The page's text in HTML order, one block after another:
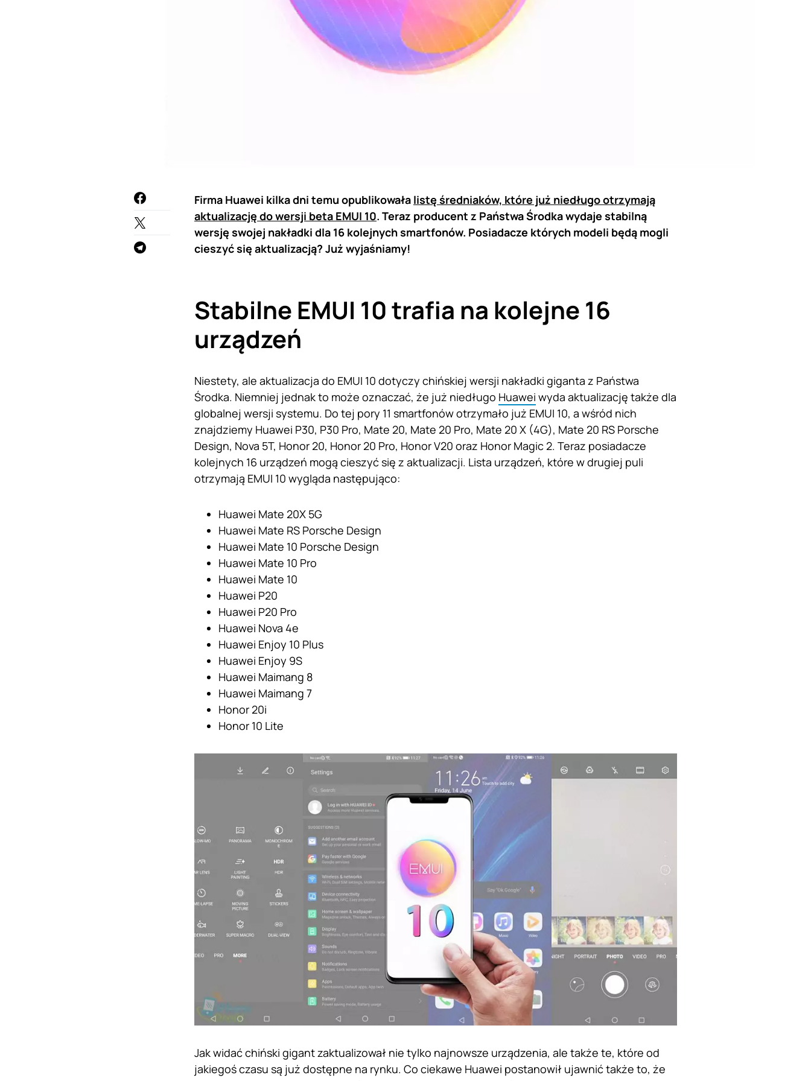
Firma Huawei kilka dni temu opublikowała listę średniaków, które już niedługo otrzymają
aktualizację do wersji beta EMUI 10. Teraz producent z Państwa Środka wydaje stabilną
wersję swojej nakładki dla 16 kolejnych smartfonów. Posiadacze których modeli będą mogli
cieszyć się aktualizacją? Już wyjaśniamy!
Stabilne EMUI 10 trafia na kolejne 16
urządzeń
Niestety, ale aktualizacja do EMUI 10 dotyczy chińskiej wersji nakładki giganta z Państwa
Środka. Niemniej jednak to może oznaczać, że już niedługo Huawei wyda aktualizację także dla
globalnej wersji systemu. Do tej pory 11 smartfonów otrzymało już EMUI 10, a wśród nich
znajdziemy Huawei P30, P30 Pro, Mate 20, Mate 20 Pro, Mate 20 X (4G), Mate 20 RS Porsche
Design, Nova 5T, Honor 20, Honor 20 Pro, Honor V20 oraz Honor Magic 2. Teraz posiadacze
kolejnych 16 urządzeń mogą cieszyć się z aktualizacji. Lista urządzeń, które w drugiej puli
otrzymają EMUI 10 wygląda następująco:
Huawei Mate 20X 5G
Huawei Mate RS Porsche Design
Huawei Mate 10 Porsche Design
Huawei Mate 10 Pro
Huawei Mate 10
Huawei P20
Huawei P20 Pro
Huawei Nova 4e
Huawei Enjoy 10 Plus
Huawei Enjoy 9S
Huawei Maimang 8
Huawei Maimang 7
Honor 20i
Honor 10 Lite
Jak widać chiński gigant zaktualizował nie tylko najnowsze urządzenia, ale także te, które od
jakiegoś czasu są już dostępne na rynku. Co ciekawe Huawei postanowił ujawnić także to, że